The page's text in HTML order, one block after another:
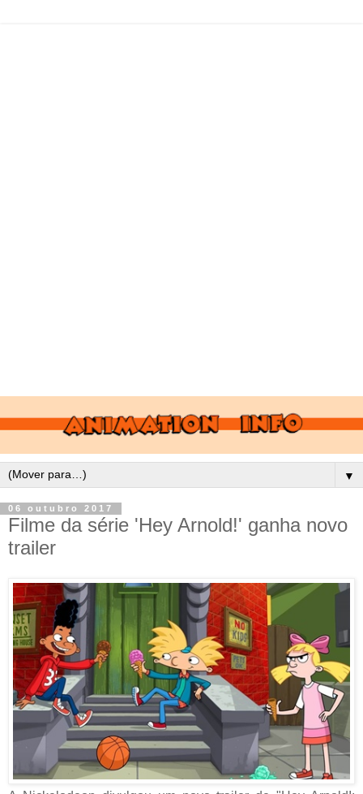
▼
06 outubro 2017
Filme da série 'Hey Arnold!' ganha novo
trailer